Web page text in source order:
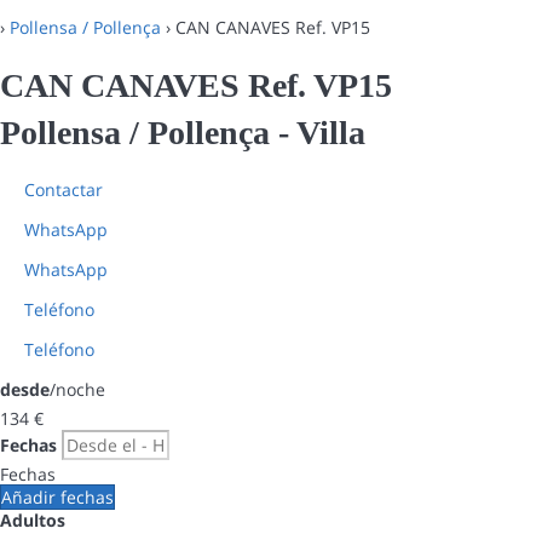
› Pollensa / Pollença › CAN CANAVES Ref. VP15
CAN CANAVES Ref. VP15
Pollensa / Pollença -Villa
Contactar
WhatsApp
WhatsApp
Teléfono
Teléfono
desde/noche
134 €
Fechas
Fechas
Añadir fechas
Adultos